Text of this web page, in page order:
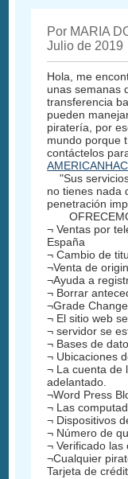
Por MARIA
Julio de 2019
Hola, me
unas semanas
transferencia
pueden
piratería, por
mundo porque
contáctelos
"Sus
no tienes nada
penetración
¬ Ventas por
España
¬ Cambio de
¬Venta de
¬Ayuda a
¬ Borrar
¬Grade
¬ El sitio web
¬ servidor se
¬ Bases de
¬ Ubicaciones
¬ La cuenta de
adelantado.
¬Word Press
¬ Las
¬ Dispositivos
¬ Número de
¬ Verificado las
¬Cualquier
Tarjeta de